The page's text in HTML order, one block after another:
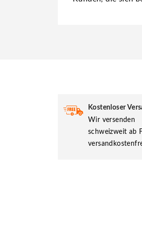
Kostenloser
Wir versenden
schweizweit ab